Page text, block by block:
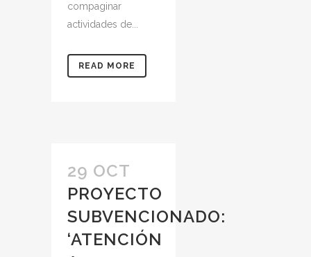
compaginar
actividades de...
READ MORE
29 OCT
PROYECTO
SUBVENCIONADO:
‘ATENCIÓN